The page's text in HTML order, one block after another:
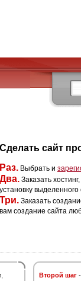
Сделать сайт
Раз. Выбрать и
Два. Заказать
установку выделенного
Три. Заказать
вам создание сайта
Второй шаг